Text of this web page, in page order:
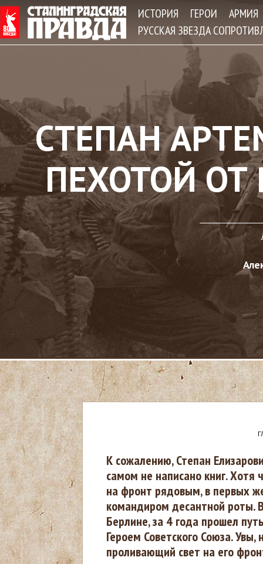
ИСТОРИЯ ГЕРОИ
АРМИЯ
РУССКАЯ ЗВЕЗДА
СТЕПАН
ПЕХОТОЙ ОТ
В
ы
з
д
К сожалению, Степан
самом не написано книг. Хотя
на фронт рядовым, в первых
командиром десантной роты.
Берлине, за 4 года прошел
Героем Советского Союза.
проливающий свет на его